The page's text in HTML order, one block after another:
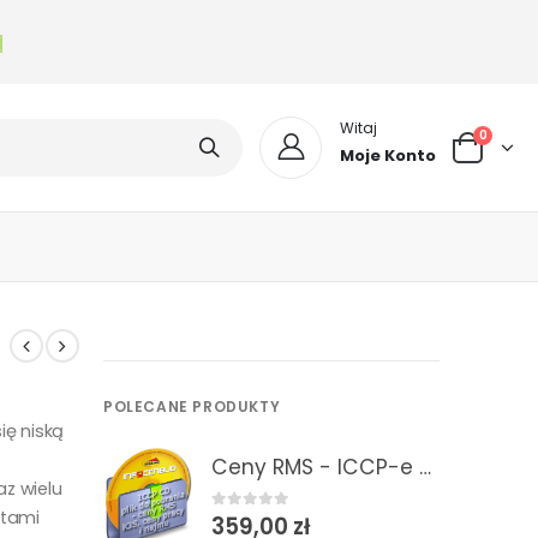
Witaj
Moje Konto
0
niską
wielu
POLECANE PRODUKTY
Ceny RMS - ICCP-e 2/2026 Informacje o cenach RMS - plik do pobrania do programów kosztorysowych
0out of 5
359,00 zł